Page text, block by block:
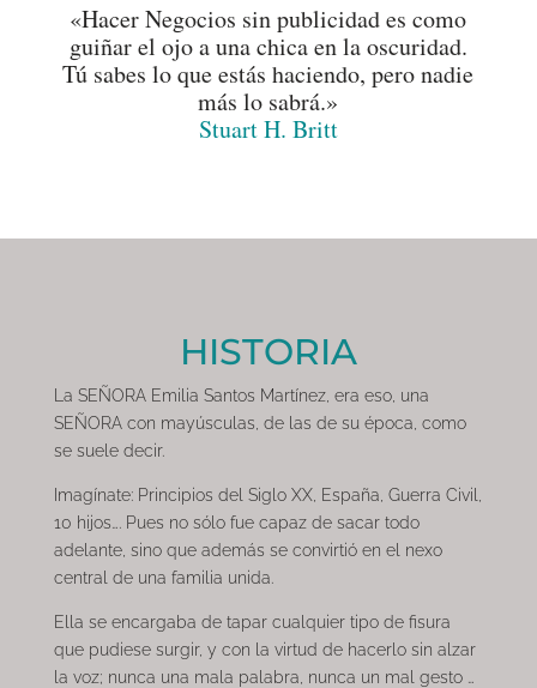
«Hacer Negocios sin publicidad es como
guiñar el ojo a una chica en la oscuridad.
Tú sabes lo que estás haciendo, pero nadie
más lo sabrá.»
Stuart H. Britt
HISTORIA
La SEÑORA Emilia Santos Martínez, era eso, una
SEÑORA con mayúsculas, de las de su época, como
se suele decir.
Imagínate: Principios del Siglo XX, España, Guerra Civil,
10 hijos…. Pues no sólo fue capaz de sacar todo
adelante, sino que además se convirtió en el nexo
central de una familia unida.
Ella se encargaba de tapar cualquier tipo de fisura
que pudiese surgir, y con la virtud de hacerlo sin alzar
la voz; nunca una mala palabra, nunca un mal gesto …